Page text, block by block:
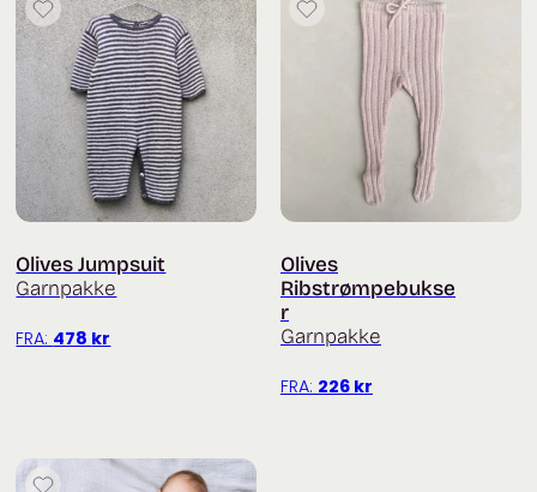
Olives Jumpsuit
Garnpakke
FRA: 478 kr
Olives
Ribstrømpebukse
r
Garnpakke
FRA: 226 kr